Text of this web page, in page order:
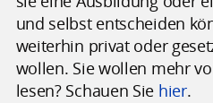
und selbst entscheiden
weiterhin privat oder
wollen. Sie wollen mehr
lesen? Schauen Sie hier.